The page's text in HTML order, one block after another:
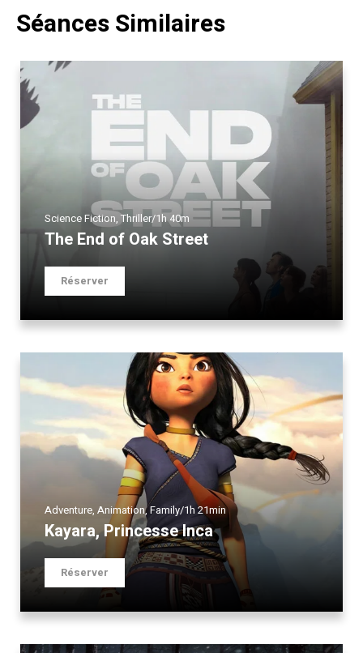
Séances Similaires
Science Fiction,Thriller/1h 40m
The End of Oak Street
Réserver
Adventure, Animation,Family/1h 21min
Kayara, Princesse Inca
Réserver